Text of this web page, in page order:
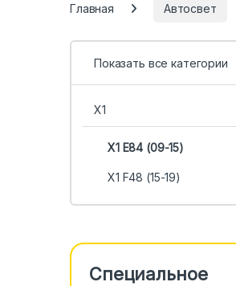
Главная Автосвет
Показать все категории
X1
X1 E84 (09-15)
X1 F48 (15-19)
Специальное